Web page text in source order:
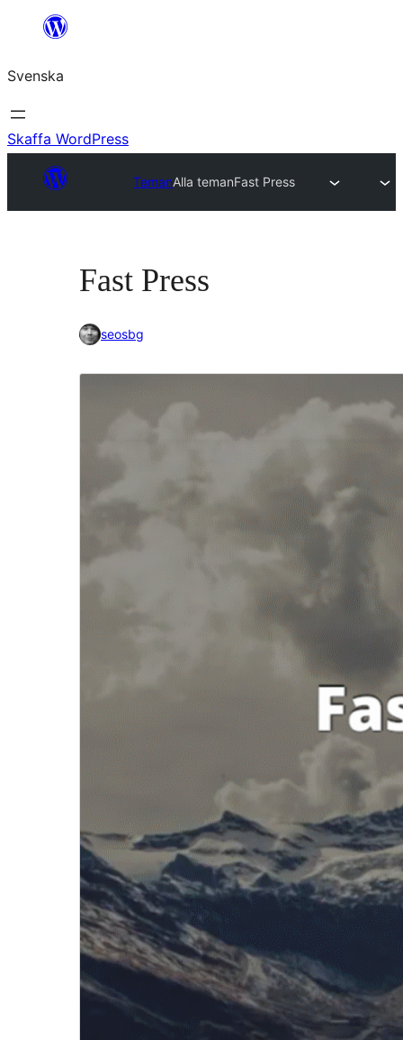
Hoppa
innehåll
Svenska
Skaffa WordPress
TemanAlla temanFast Press
Fast Press
seosbg